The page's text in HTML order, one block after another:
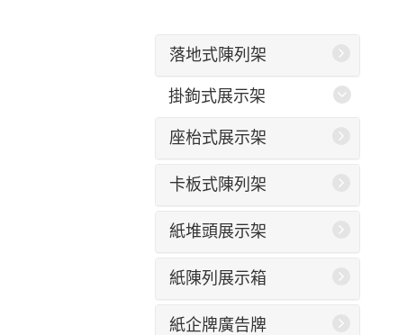
落地式陳列架
掛鉤式展示架
座枱式展示架
卡板式陳列架
紙堆頭展示架
紙陳列展示箱
紙企牌廣告牌